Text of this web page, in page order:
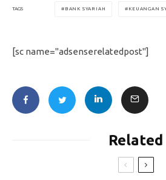
TAGS BANK SYARIAH KEUANGAN
[sc name="adsenserelatedpost"]
Related